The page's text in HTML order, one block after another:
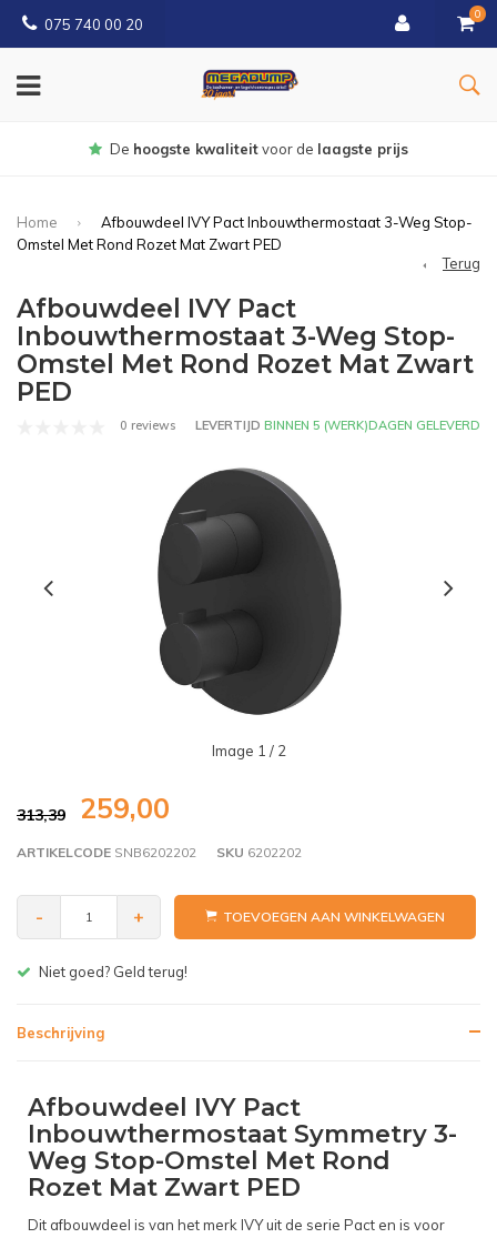
075 740 00 20
0
Gratisbezorgd vanaf € 150
Home
Afbouwdeel IVY Pact Inbouwthermostaat 3-Weg Stop-
Omstel Met Rond Rozet Mat Zwart PED
Terug
Afbouwdeel IVY Pact
Inbouwthermostaat 3-Weg Stop-
Omstel Met Rond Rozet Mat Zwart
PED
0 reviews LEVERTIJD BINNEN 5 (WERK)DAGEN GELEVERD
Image 1 / 2
313,39 259,00
ARTIKELCODE SNB6202202 SKU 6202202
- + TOEVOEGEN AAN WINKELWAGEN
Gratis bezorgen v.a. € 150,- (NL)
Beschrijving
Afbouwdeel IVY Pact
Inbouwthermostaat Symmetry 3-
Weg Stop-Omstel Met Rond
Rozet Mat Zwart PED
Dit afbouwdeel is van het merk IVY uit de serie Pact en is voor